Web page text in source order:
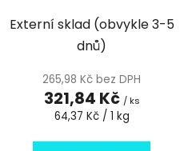
Externí sklad (obvykle 3-5
dnů)
265,98 Kč bez DPH
321,84 Kč / ks
Měrná
64,37 Kč / 1 kg